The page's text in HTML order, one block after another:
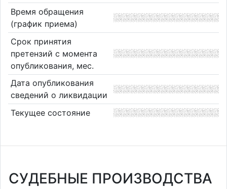
Время обращения
(график приема)
Срок принятия
претензий с момента
опубликования, мес.
Дата опубликования
сведений о ликвидации
Текущее состояние
СУДЕБНЫЕ ПРОИЗВОДСТВА